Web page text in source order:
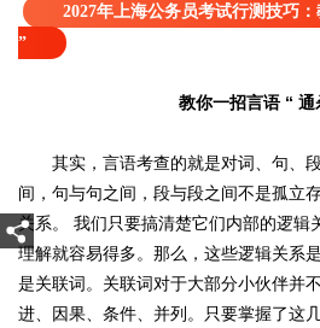
2027年上海公务员考试行测技巧
”
教你一招言语 “ 通
其实，言语考查的就是对词、句、段
间，句与句之间，段与段之间不是孤立
关系。 我们只要搞清楚它们内部的逻辑
理解就容易得多。那么，这些逻辑关系
是关联词。关联词对于大部分小伙伴并
进、因果、条件、并列。只要掌握了这